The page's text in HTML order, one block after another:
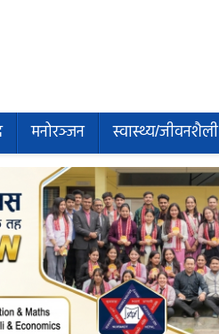
मनोरञ्जन स्वास्थ्य/जीवनशैली